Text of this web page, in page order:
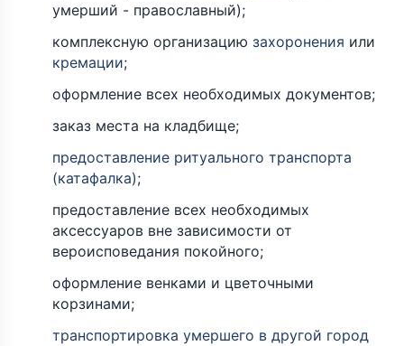
умерший - православный);
комплексную организацию захоронения или
кремации;
оформление всех необходимых документов;
заказ места на кладбище;
предоставление ритуального транспорта
(катафалка);
предоставление всех необходимых
аксессуаров вне зависимости от
вероисповедания покойного;
оформление венками и цветочными
корзинами;
транспортировка умершего в другой город